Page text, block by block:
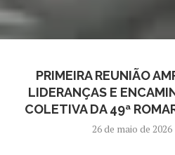
PRIMEIRA REUNIÃO
LIDERANÇAS E
COLETIVA DA 49ª
26 de maio de 2026